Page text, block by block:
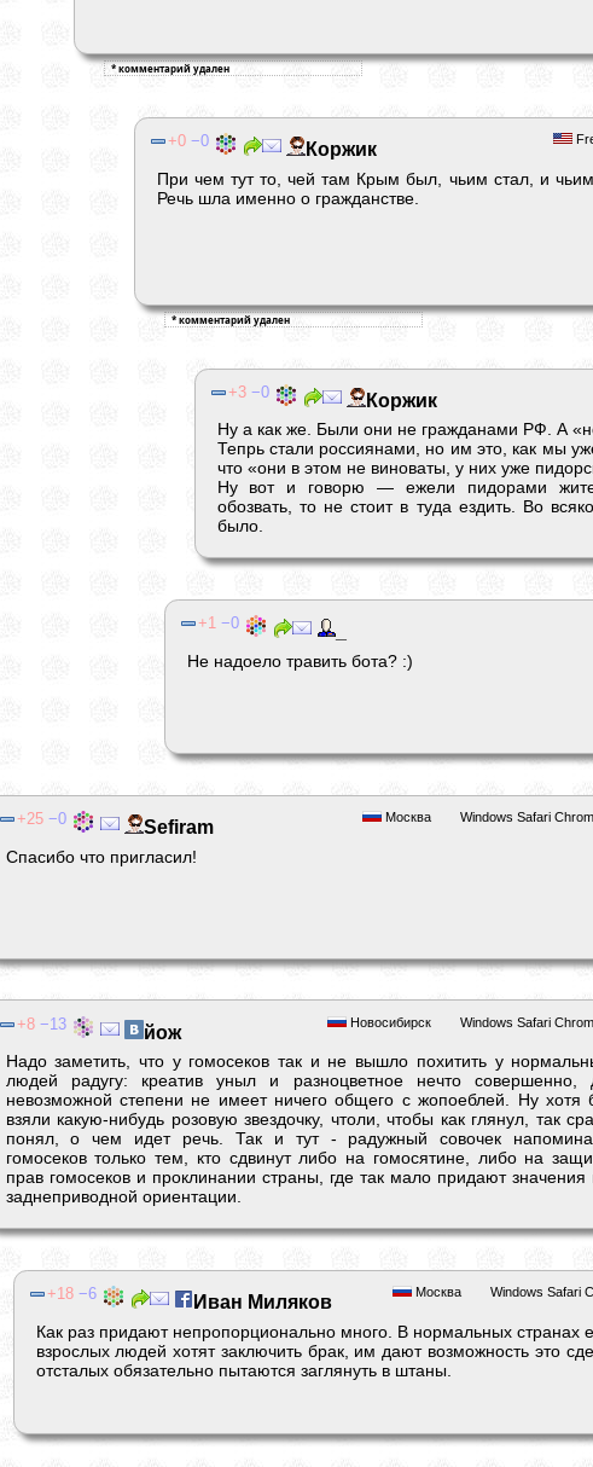
0 0 Коржик
При чем тут то, чей там Крым был, чьим стал, и
Речь шла именно о гражданстве.
3 0 Коржик
Ну а как же. Были они не гражданами РФ. А
Тепрь стали россиянами, но им это, как мы
что «они в этом не виноваты, у них уже
Ну вот и говорю — ежели пидорами
обозвать, то не стоит в туда ездить. Во
было.
1 0 _
Не надоело травить бота? :)
Windows Safari
Москва
25 0 Sefiram
Спасибо что пригласил!
Windows Safari
Новосибирск
8 13 йож
Надо заметить, что у гомосеков так и не вышло похитить у
людей радугу: креатив уныл и разноцветное нечто совершенно,
невозможной степени не имеет ничего общего с жопоеблей. Ну хотя
взяли какую-нибудь розовую звездочку, чтоли, чтобы как глянул, так
понял, о чем идет речь. Так и тут - радужный совочек
гомосеков только тем, кто сдвинут либо на гомосятине, либо на
прав гомосеков и проклинании страны, где так мало придают значения
заднеприводной ориентации.
Windows Safari
Москва
18 6 Иван Миляков
Как раз придают непропорционально много. В нормальных странах
взрослых людей хотят заключить брак, им дают возможность это
отсталых обязательно пытаются заглянуть в штаны.